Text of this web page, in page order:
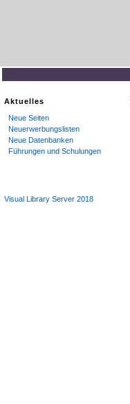
Aktuelles
Neue Seiten
Neuerwerbungslisten
Neue Datenbanken
Führungen und Schulungen
Visual Library Server 2018